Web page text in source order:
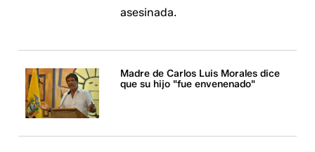
asesinada.
Madre de Carlos Luis Morales dice
que su hijo "fue envenenado"